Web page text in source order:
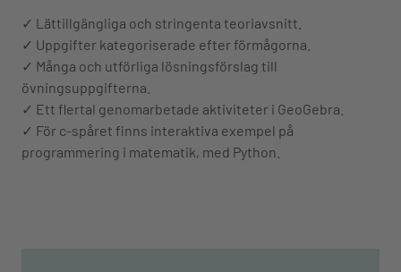
✓ Lättillgängliga och stringenta teoriavsnitt.
✓ Uppgifter kategoriserade efter förmågorna.
✓ Många och utförliga lösningsförslag till
övningsuppgifterna.
✓ Ett flertal genomarbetade aktiviteter i GeoGebra.
✓ För c-spåret finns interaktiva exempel på
programmering i matematik, med Python.